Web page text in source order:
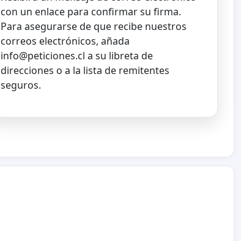
con un enlace para confirmar su firma.
Para asegurarse de que recibe nuestros
correos electrónicos, añada
info@peticiones.cl a su libreta de
direcciones o a la lista de remitentes
seguros.